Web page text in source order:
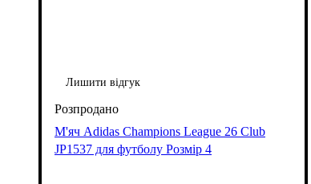
Лишити відгук
М'яч Adidas Champions League 26 Club
JP1537 для футболу Розмір 4